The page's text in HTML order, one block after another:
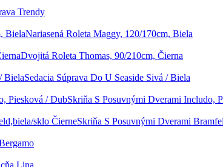
Trendy
Nariasená Roleta Maggy, 120/170cm, Biela
Dvojitá Roleta Thomas, 90/210cm, Čierna
Sedacia Súprava Do U Seaside Sivá / Biela
Skriňa S Posuvnými Dverami Includo,
Skriňa S Posuvnými Dverami
Lina